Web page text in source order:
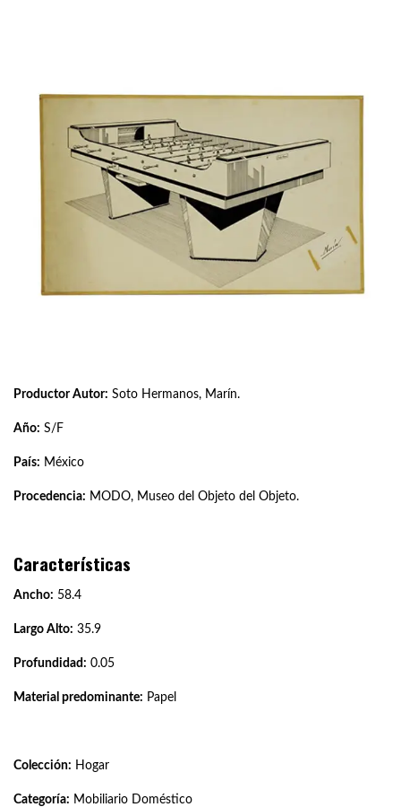
Productor Autor: Soto Hermanos, Marín.
Año: S/F
País: México
Procedencia: MODO, Museo del Objeto del Objeto.
Características
Ancho: 58.4
Largo Alto: 35.9
Profundidad: 0.05
Material predominante: Papel
Colección: Hogar
Categoría: Mobiliario Doméstico